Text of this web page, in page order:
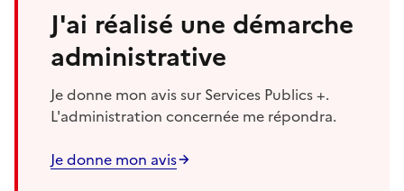
J'ai réalisé une démarche
administrative
Je donne mon avis sur Services Publics +.
L'administration concernée me répondra.
Je donne mon avis